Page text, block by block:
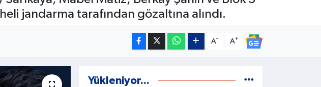
jandarma tarafından gözaltına alındı.
A- A+
Yükleniyor...